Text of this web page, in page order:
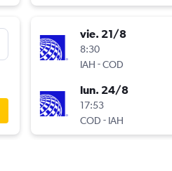
vie. 21/8
8:30
IAH -COD
lun. 24/8
17:53
COD - IAH